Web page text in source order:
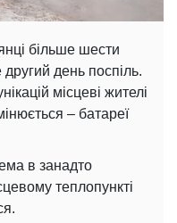
більше шести
день поспіль.
місцеві жителі
– батареї
в занадто
теплопункті